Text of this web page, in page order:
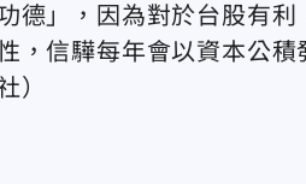
德」，因為對於台股有
，信驊每年會以資本公
）